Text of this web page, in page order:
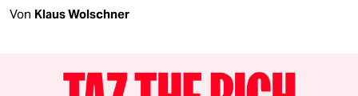
Von Klaus Wolschner